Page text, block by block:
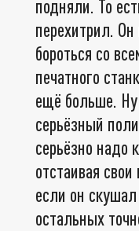
подняли. То
перехитрил.
бороться со
печатного
ещё больше. Ну
серьёзный
серьёзно надо
отстаивая
если он
остальных